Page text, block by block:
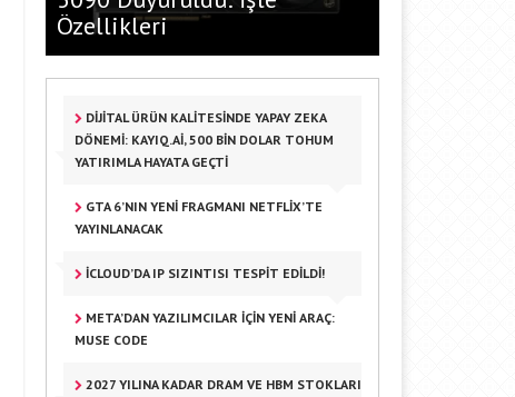
Özellikleri
DİJİTAL ÜRÜN KALİTESİNDE YAPAY ZEKA
DÖNEMİ: KAYIQ.AI, 500 BİN DOLAR TOHUM
YATIRIMLA HAYATA GEÇTİ
GTA 6’NIN YENI FRAGMANI NETFLIX’TE
YAYINLANACAK
ICLOUD’DA IP SIZINTISI TESPIT EDILDI!
META’DAN YAZILIMCILAR IÇIN YENI ARAÇ:
MUSE CODE
2027 YILINA KADAR DRAM VE HBM STOKLARI